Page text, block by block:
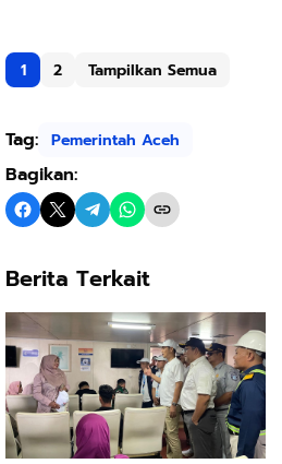
1 2 Tampilkan Semua
Tag: Pemerintah Aceh
Bagikan:
Berita Terkait